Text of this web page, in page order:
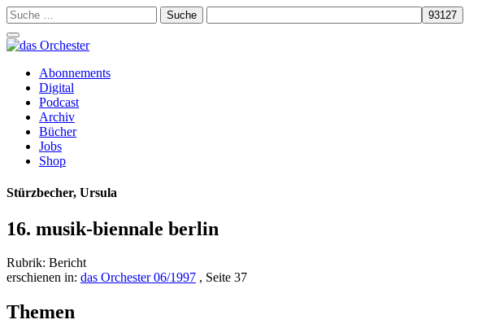
Suche
nach:
Schalte
Navigation
Zum
Inhalt
springen
Abonnements
Digital
Podcast
Archiv
Bücher
Jobs
Shop
Stürzbecher, Ursula
16. musik-biennale berlin
Rubrik: Bericht
erschienen in: das Orchester 06/1997 , Seite 37
Themen